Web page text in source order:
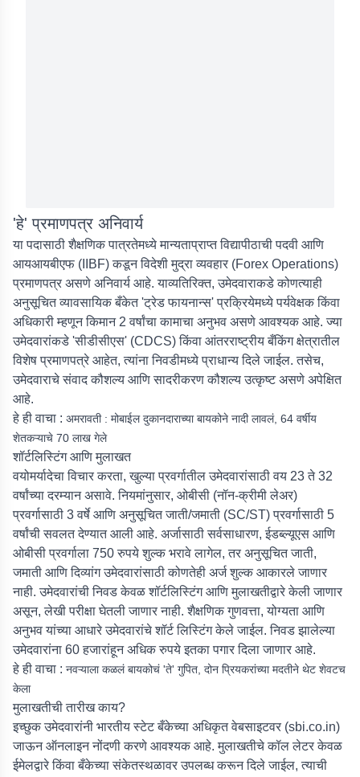
'हे' प्रमाणपत्र अनिवार्य
या पदासाठी शैक्षणिक पात्रतेमध्ये मान्यताप्राप्त विद्यापीठाची पदवी आणि
आयआयबीएफ (IIBF) कडून विदेशी मुद्रा व्यवहार (Forex Operations)
प्रमाणपत्र असणे अनिवार्य आहे. याव्यतिरिक्त, उमेदवाराकडे कोणत्याही
अनुसूचित व्यावसायिक बँकेत 'ट्रेड फायनान्स' प्रक्रियेमध्ये पर्यवेक्षक किंवा
अधिकारी म्हणून किमान 2 वर्षांचा कामाचा अनुभव असणे आवश्यक आहे. ज्या
उमेदवारांकडे 'सीडीसीएस' (CDCS) किंवा आंतरराष्ट्रीय बँकिंग क्षेत्रातील
विशेष प्रमाणपत्रे आहेत, त्यांना निवडीमध्ये प्राधान्य दिले जाईल. तसेच,
उमेदवाराचे संवाद कौशल्य आणि सादरीकरण कौशल्य उत्कृष्ट असणे अपेक्षित
आहे.
हे ही वाचा : अमरावती : मोबाईल दुकानदाराच्या बायकोने नादी लावलं, 64 वर्षीय
शेतकऱ्याचे 70 लाख गेले
शॉर्टलिस्टिंग आणि मुलाखत
वयोमर्यादेचा विचार करता, खुल्या प्रवर्गातील उमेदवारांसाठी वय 23 ते 32
वर्षांच्या दरम्यान असावे. नियमांनुसार, ओबीसी (नॉन-क्रीमी लेअर)
प्रवर्गासाठी 3 वर्षे आणि अनुसूचित जाती/जमाती (SC/ST) प्रवर्गासाठी 5
वर्षांची सवलत देण्यात आली आहे. अर्जासाठी सर्वसाधारण, ईडब्ल्यूएस आणि
ओबीसी प्रवर्गाला 750 रुपये शुल्क भरावे लागेल, तर अनुसूचित जाती,
जमाती आणि दिव्यांग उमेदवारांसाठी कोणतेही अर्ज शुल्क आकारले जाणार
नाही. उमेदवारांची निवड केवळ शॉर्टलिस्टिंग आणि मुलाखतीद्वारे केली जाणार
असून, लेखी परीक्षा घेतली जाणार नाही. शैक्षणिक गुणवत्ता, योग्यता आणि
अनुभव यांच्या आधारे उमेदवारांचे शॉर्ट लिस्टिंग केले जाईल. निवड झालेल्या
उमेदवारांना 60 हजारांहून अधिक रुपये इतका पगार दिला जाणार आहे.
हे ही वाचा : नवऱ्याला कळलं बायकोचं 'ते' गुपित, दोन प्रियकरांच्या मदतीने थेट शेवटच
केला
मुलाखतीची तारीख काय?
इच्छुक उमेदवारांनी भारतीय स्टेट बँकेच्या अधिकृत वेबसाइटवर (sbi.co.in)
जाऊन ऑनलाइन नोंदणी करणे आवश्यक आहे. मुलाखतीचे कॉल लेटर केवळ
ईमेलद्वारे किंवा बँकेच्या संकेतस्थळावर उपलब्ध करून दिले जाईल, त्याची